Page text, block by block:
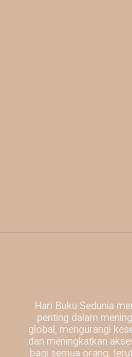
Hari Buku Sedunia
penting dalam
global, mengurangi
dan meningkatkan
bagi semua orang,